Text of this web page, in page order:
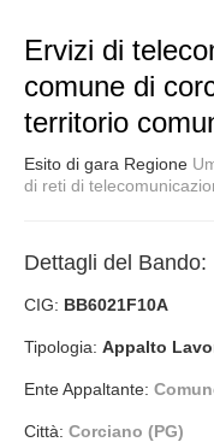
Ervizi di
comune di
territorio
Esito di gara Regione
di reti di
Dettagli del Bando:
CIG: BB6021F10A
Tipologia: Appalto
Ente Appaltante:
Città: Corciano (PG)